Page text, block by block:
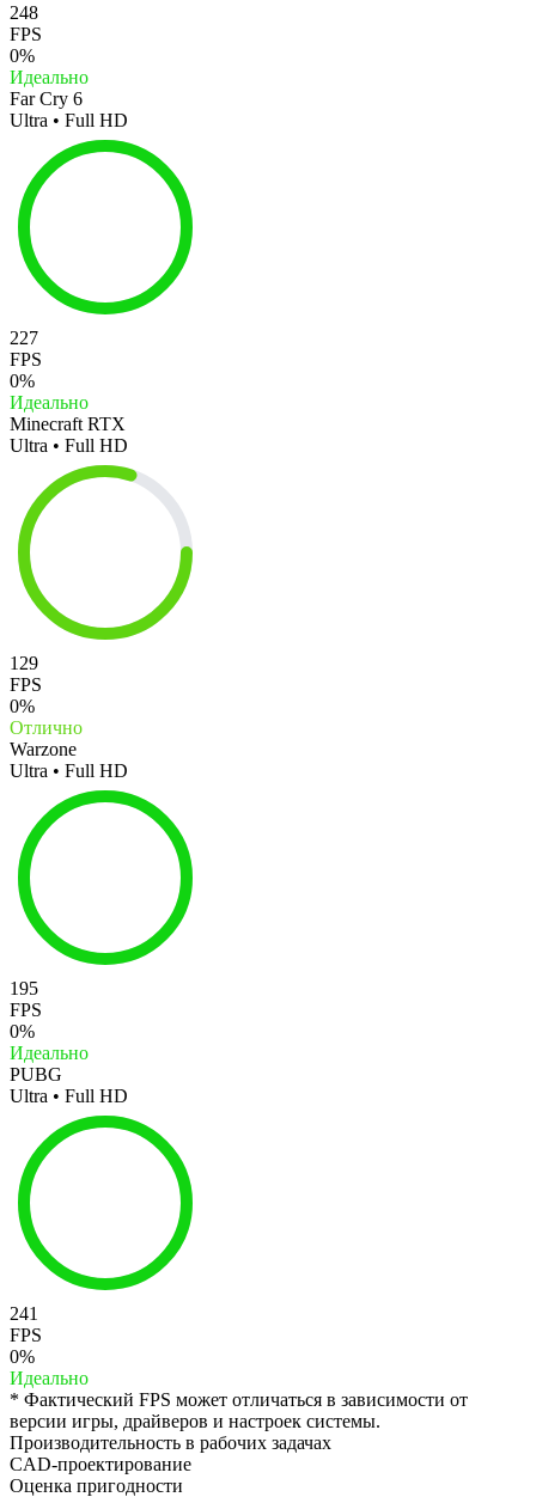
248
FPS
0%
Идеально
Far Cry 6
Ultra • Full HD
227
FPS
0%
Идеально
Minecraft RTX
Ultra • Full HD
129
FPS
0%
Отлично
Warzone
Ultra • Full HD
195
FPS
0%
Идеально
PUBG
Ultra • Full HD
241
FPS
0%
Идеально
* Фактический FPS может отличаться в зависимости от
версии игры, драйверов и настроек системы.
Производительность в рабочих задачах
CAD-проектирование
Оценка пригодности